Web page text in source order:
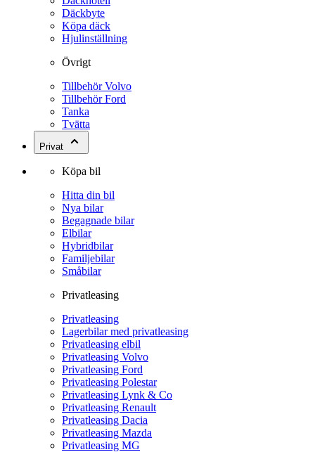
Däckbyte
Köpa däck
Hjulinställning
Övrigt
Tillbehör Volvo
Tillbehör Ford
Tanka
Tvätta
Privat
Köpa bil
Hitta din bil
Nya bilar
Begagnade bilar
Elbilar
Hybridbilar
Familjebilar
Småbilar
Privatleasing
Privatleasing
Lagerbilar med privatleasing
Privatleasing elbil
Privatleasing Volvo
Privatleasing Ford
Privatleasing Polestar
Privatleasing Lynk & Co
Privatleasing Renault
Privatleasing Dacia
Privatleasing Mazda
Privatleasing MG